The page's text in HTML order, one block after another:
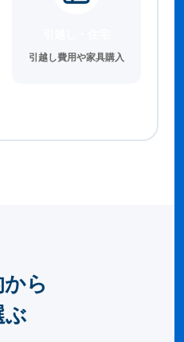
引越し費用や家具購入
から
ぶ